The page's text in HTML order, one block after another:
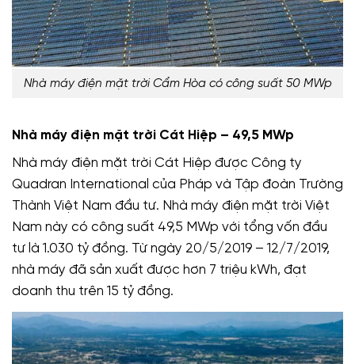
Nhà máy điện mặt trời Cẩm Hòa có công suất 50 MWp
Nhà máy điện mặt trời Cát Hiệp – 49,5 MWp
Nhà máy điện mặt trời Cát Hiệp được Công ty
Quadran International của Pháp và Tập đoàn Trường
Thành Việt Nam đầu tư. Nhà máy điện mặt trời Việt
Nam này có công suất 49,5 MWp với tổng vốn đầu
tư là 1.030 tỷ đồng. Từ ngày 20/5/2019 – 12/7/2019,
nhà máy đã sản xuất được hơn 7 triệu kWh, đạt
doanh thu trên 15 tỷ đồng.